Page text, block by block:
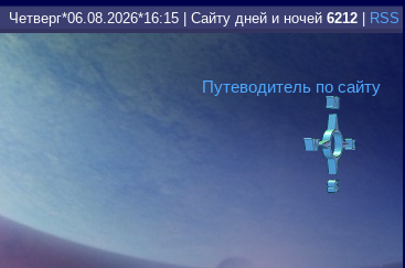
Четверг*06.08.2026*16:15 Сайту дней и ночей 6212 RSS
Путеводитель по сайту